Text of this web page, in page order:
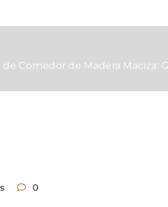
Comedor de Madera
0